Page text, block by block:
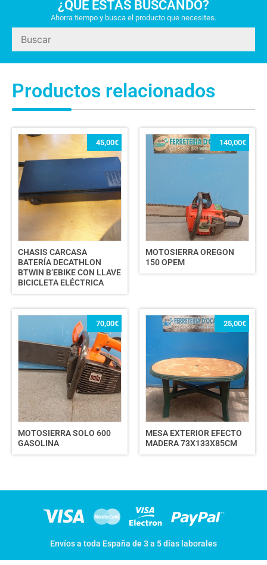
¿QUÉ ESTÁS BUSCANDO?
Ahorra tiempo y busca el producto que necesites.
Productos relacionados
CHASIS CARCASA
BATERÍA DECATHLON
BTWIN B’EBIKE CON LLAVE
BICICLETA ELÉCTRICA
45,00€
MOTOSIERRA OREGON
150 OPEM
140,00€
MOTOSIERRA SOLO 600
GASOLINA
70,00€
MESA EXTERIOR EFECTO
MADERA 73X133X85CM
25,00€
Envíos a toda España de 3 a 5 días laborales